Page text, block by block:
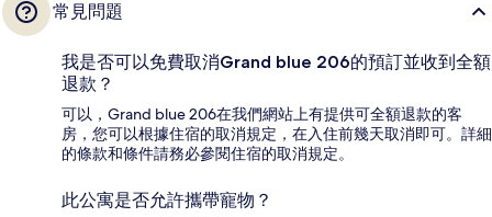
常見問題
我是否可以免費取消Grand blue 206的預訂並收到全額
退款？
可以，Grand blue 206在我們網站上有提供可全額退款的客
房，您可以根據住宿的取消規定，在入住前幾天取消即可。詳細
的條款和條件請務必參閱住宿的取消規定。
此公寓是否允許攜帶寵物？